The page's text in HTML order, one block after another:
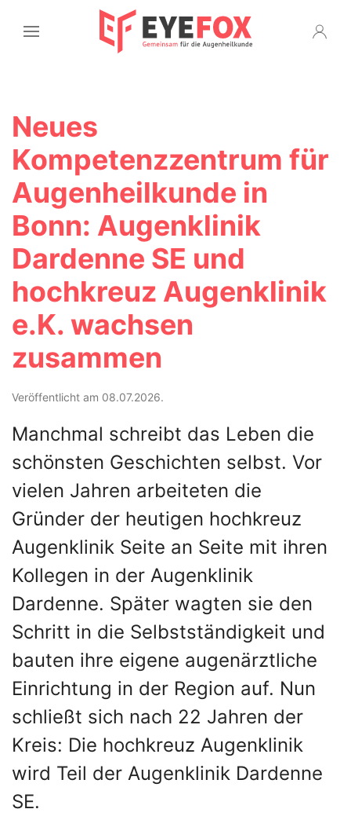
Neues
Kompetenzzentrum für
Augenheilkunde in
Bonn: Augenklinik
Dardenne SE und
hochkreuz Augenklinik
e.K. wachsen
zusammen
Veröffentlicht am 08.07.2026.
Manchmal schreibt das Leben die
schönsten Geschichten selbst. Vor
vielen Jahren arbeiteten die
Gründer der heutigen hochkreuz
Augenklinik Seite an Seite mit ihren
Kollegen in der Augenklinik
Dardenne. Später wagten sie den
Schritt in die Selbstständigkeit und
bauten ihre eigene augenärztliche
Einrichtung in der Region auf. Nun
schließt sich nach 22 Jahren der
Kreis: Die hochkreuz Augenklinik
wird Teil der Augenklinik Dardenne
SE.